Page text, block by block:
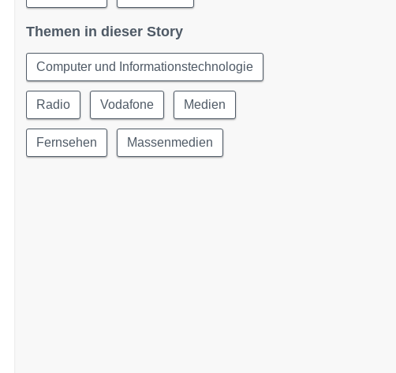
Themen in dieser Story
Computer und Informationstechnologie
Radio Vodafone Medien
Fernsehen Massenmedien